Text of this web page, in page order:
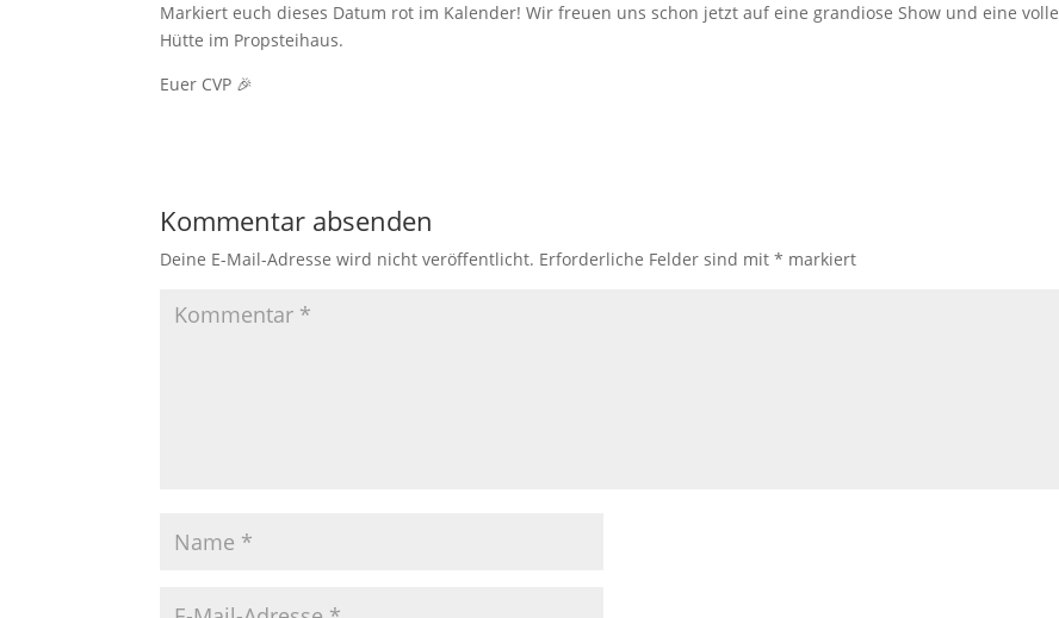
Markiert euch dieses Datum rot im Kalender! Wir freuen uns schon jetzt auf eine grandiose Show und eine volle
Hütte im Propsteihaus.
Euer CVP 🎉
Kommentar absenden
Deine E-Mail-Adresse wird nicht veröffentlicht. Erforderliche Felder sind mit* markiert